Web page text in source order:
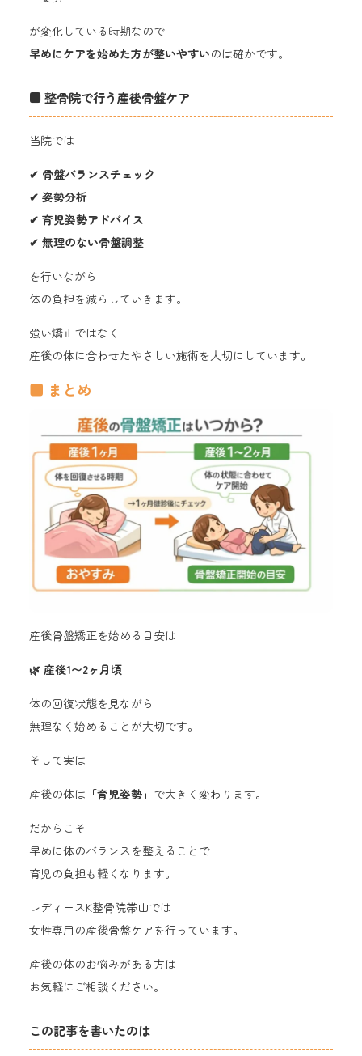
が変化している時期なので
早めにケアを始めた方が整いやすいのは確かです。
■ 整骨院で行う産後骨盤ケア
当院では
✔ 骨盤バランスチェック
✔ 姿勢分析
✔ 育児姿勢アドバイス
✔ 無理のない骨盤調整
を行いながら
体の負担を減らしていきます。
強い矯正ではなく
産後の体に合わせたやさしい施術を大切にしています。
■ まとめ
産後骨盤矯正を始める目安は
🌿 産後1〜2ヶ月頃
体の回復状態を見ながら
無理なく始めることが大切です。
そして実は
産後の体は 「育児姿勢」 で大きく変わります。
だからこそ
早めに体のバランスを整えることで
育児の負担も軽くなります。
レディースK整骨院帯山では
女性専用の産後骨盤ケアを行っています。
産後の体のお悩みがある方は
お気軽にご相談ください。
この記事を書いたのは